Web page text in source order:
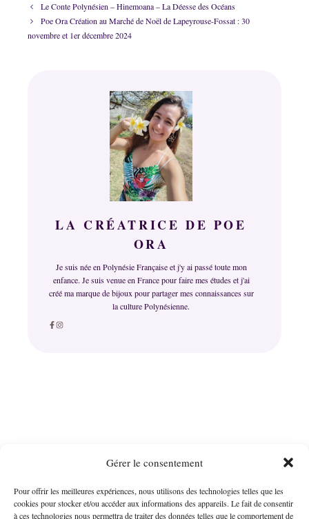
Gérer le consentement
Pour offrir les meilleures expériences, nous utilisons des technologies telles que les
cookies pour stocker et/ou accéder aux informations des appareils. Le fait de consentir
à ces technologies nous permettra de traiter des données telles que le comportement de
Le Conte Polynésien – Hinemoana – La Déesse des Océans
Poe Ora Création au Marché de Noël de Lapeyrouse-Fossat : 30
novembre et 1er décembre 2024
LA CRÉATRICE DE POE
ORA
Je suis née en Polynésie Française et j'y ai passé toute mon
enfance. Je suis venue en France pour faire mes études et j'ai
créé ma marque de bijoux pour partager mes connaissances sur
la culture Polynésienne.
Loana Del Rabal -
Menu
Mentions légales
CGV